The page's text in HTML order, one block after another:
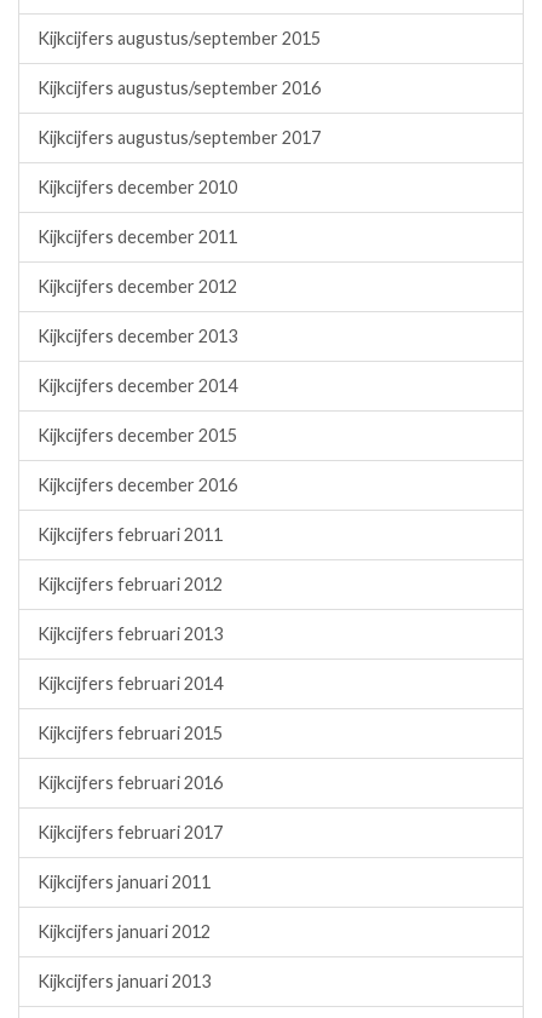
Kijkcijfers augustus/september 2015
Kijkcijfers augustus/september 2016
Kijkcijfers augustus/september 2017
Kijkcijfers december 2010
Kijkcijfers december 2011
Kijkcijfers december 2012
Kijkcijfers december 2013
Kijkcijfers december 2014
Kijkcijfers december 2015
Kijkcijfers december 2016
Kijkcijfers februari 2011
Kijkcijfers februari 2012
Kijkcijfers februari 2013
Kijkcijfers februari 2014
Kijkcijfers februari 2015
Kijkcijfers februari 2016
Kijkcijfers februari 2017
Kijkcijfers januari 2011
Kijkcijfers januari 2012
Kijkcijfers januari 2013